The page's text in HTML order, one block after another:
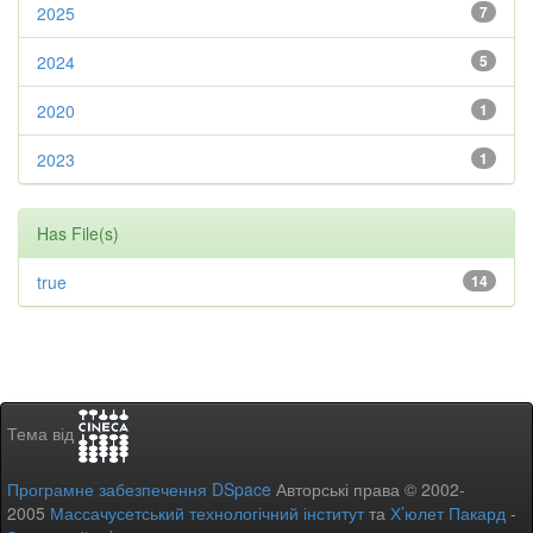
7
2025
5
2024
1
2020
1
2023
Has File(s)
14
true
Тема від
Програмне забезпечення DSpace Авторські права © 2002-
2005 Массачусетський технологічний інститутта Х’юлет Пакард -